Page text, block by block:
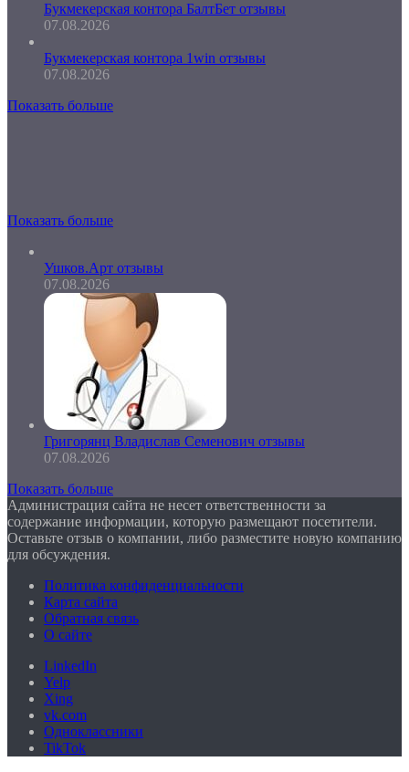
Букмекерская контора БалтБет отзывы
07.08.2026
Букмекерская контора 1win отзывы
07.08.2026
Показать больше
Показать больше
Ушков.Арт отзывы
07.08.2026
Григорянц Владислав Семенович отзывы
07.08.2026
Показать больше
Администрация сайта не несет ответственности за
содержание информации, которую размещают посетители.
Оставьте отзыв о компании, либо разместите новую компанию
для обсуждения.
Политика конфиденциальности
Карта сайта
Обратная связь
О сайте
LinkedIn
Yelp
Xing
vk.com
Одноклассники
TikTok